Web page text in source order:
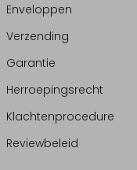
Enveloppen
Verzending
Garantie
Herroepingsrecht
Klachtenprocedure
Reviewbeleid